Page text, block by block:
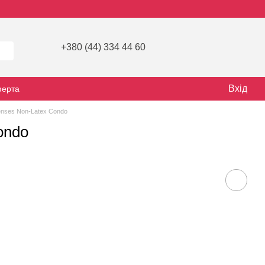
+380 (44) 334 44 60
Вхід
Non-Latex Condo